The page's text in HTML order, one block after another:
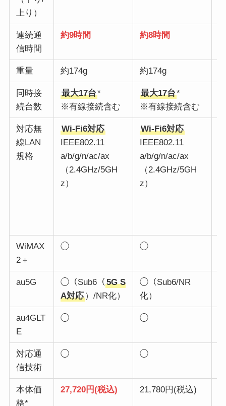
上り）
連続通
信時間
約9時間 約8時間
重量 約174g 約174g
同時接
続台数
最大17台*
※有線接続含む
最大17台*
※有線接続含む
対応無
線LAN
規格
Wi-Fi6対応
IEEE802.11
a/b/g/n/ac/ax
（2.4GHz/5GH
z）
Wi-Fi6対応
IEEE802.11
a/b/g/n/ac/ax
（2.4GHz/5GH
z）
WiMAX
2＋
◯ ◯
au5G ◯（Sub6（5G S
A対応）/NR化）
◯（Sub6/NR
化）
au4GLT
E
◯ ◯
対応通
信技術
◯ ◯
本体価
格*
27,720円(税込) 21,780円(税込)